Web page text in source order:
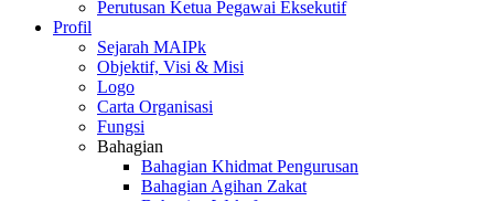
Perutusan Ketua Pegawai Eksekutif
Profil
Sejarah MAIPk
Objektif, Visi & Misi
Logo
Carta Organisasi
Fungsi
Bahagian
Bahagian Khidmat Pengurusan
Bahagian Agihan Zakat